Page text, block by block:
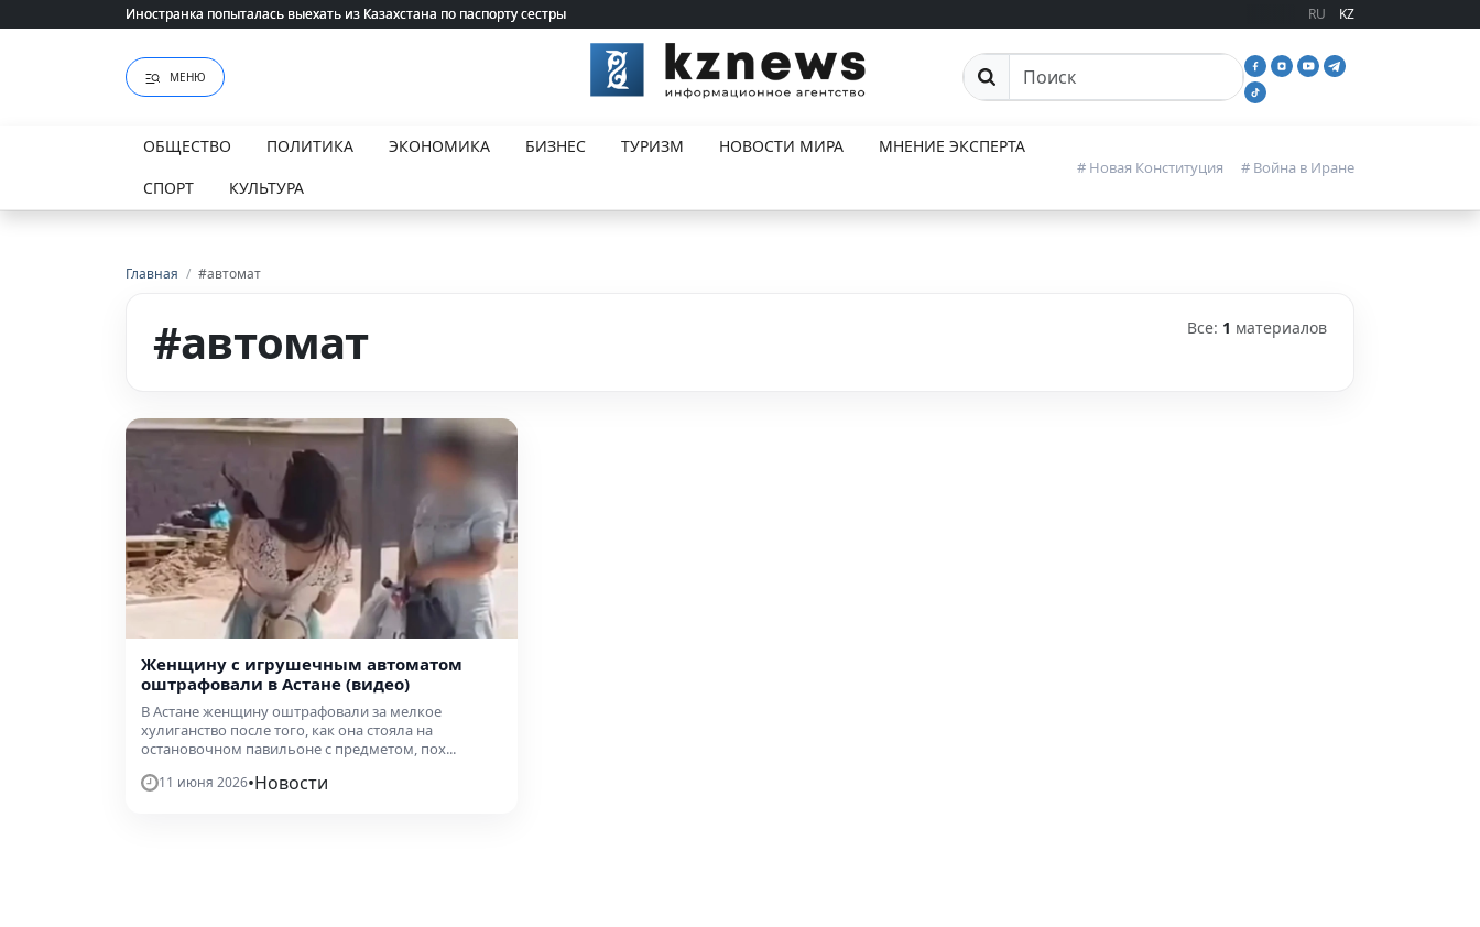
Иностранка попыталась выехать из Казахстана по паспорту сестры
Иностранка попыталась выехать из Казахстана по паспорту сестры RU KZ
МЕНЮ Поиск
ОБЩЕСТВО ПОЛИТИКА ЭКОНОМИКА БИЗНЕС ТУРИЗМ НОВОСТИ МИРА
МНЕНИЕ ЭКСПЕРТА
СПОРТ
КУЛЬТУРА
# Новая Конституция # Война в Иране
Главная / #автомат
#автомат Все: 1 материалов
Женщину с игрушечным автоматом
оштрафовали в Астане (видео)
В Астане женщину оштрафовали за мелкое
хулиганство после того, как она стояла на
остановочном павильоне с предметом, пох...
11 июня 2026•Новости